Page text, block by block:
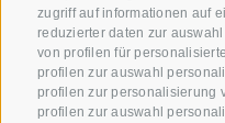
zugriff auf informationen auf
reduzierter daten zur
von profilen für
profilen zur auswahl
profilen zur personalisierung
profilen zur auswahl